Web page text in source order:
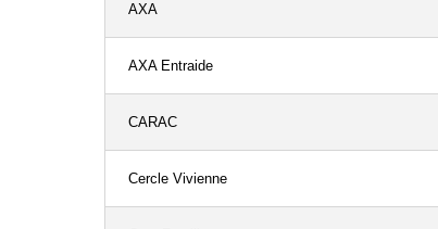
AXA
AXA Entraide
CARAC
Cercle Vivienne